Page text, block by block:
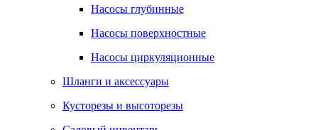
Насосы глубинные
Насосы поверхностные
Насосы циркуляционные
Шланги и аксессуары
Кусторезы и высоторезы